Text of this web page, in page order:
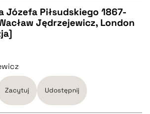
Józefa Piłsudskiego 1867-
Jędrzejewicz, London
Zacytuj Udostępnij